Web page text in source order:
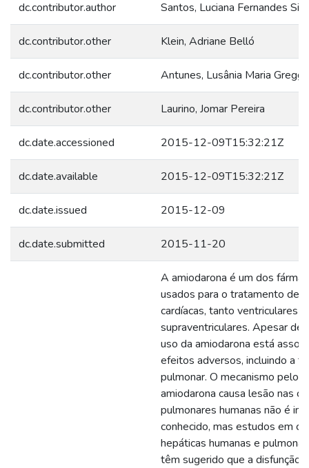
dc.contributor.author Santos, Luciana Fernandes
dc.contributor.other Klein, Adriane Belló
dc.contributor.other Antunes, Lusânia Maria Greggi
dc.contributor.other Laurino, Jomar Pereira
dc.date.accessioned 2015-12-09T15:32:21Z
dc.date.available 2015-12-09T15:32:21Z
dc.date.issued 2015-12-09
dc.date.submitted 2015-11-20
A amiodarona é um dos
usados para o tratamento de
cardíacas, tanto ventriculares
supraventriculares. Apesar de
uso da amiodarona está
efeitos adversos, incluindo a
pulmonar. O mecanismo pelo
amiodarona causa lesão nas
pulmonares humanas não é
conhecido, mas estudos em
hepáticas humanas e
têm sugerido que a disfunção